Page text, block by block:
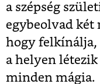
a szépség
egybeolvad két
hogy felkínálja,
a helyen
minden mágia.